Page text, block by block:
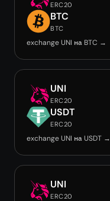
ERC20
BTC
BTC
exchange UNI на BTC →
UNI
ERC20
USDT
ERC20
exchange UNI на USDT →
UNI
ERC20